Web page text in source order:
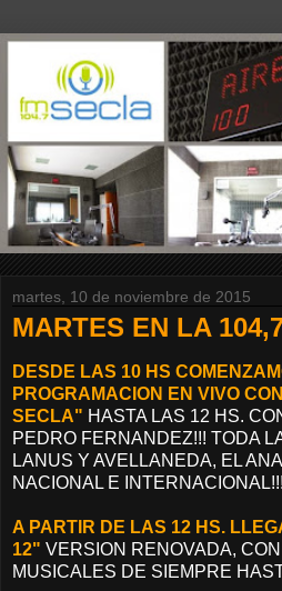
martes, 10 de noviembre de 2015
MARTES EN LA
DESDE LAS 10 HS
PROGRAMACION EN VIVO
SECLA" HASTA LAS 12 HS.
PEDRO FERNANDEZ!!! TODA
LANUS Y AVELLANEDA, EL
NACIONAL E INTERNACIONAL!!!
A PARTIR DE LAS 12 HS.
12" VERSION RENOVADA,
MUSICALES DE SIEMPRE